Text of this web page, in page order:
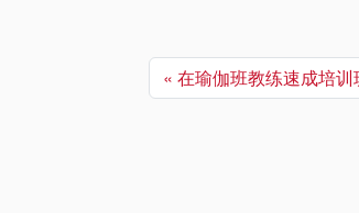
在瑜伽班教练速成培